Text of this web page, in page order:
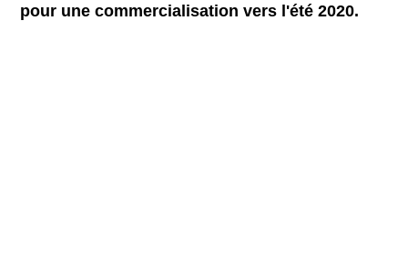
pour une commercialisation vers l'été 2020.